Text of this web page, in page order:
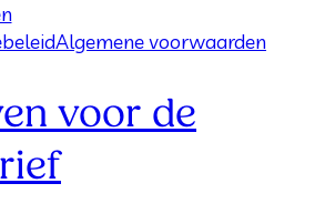
Algemene voorwaarden
voor de